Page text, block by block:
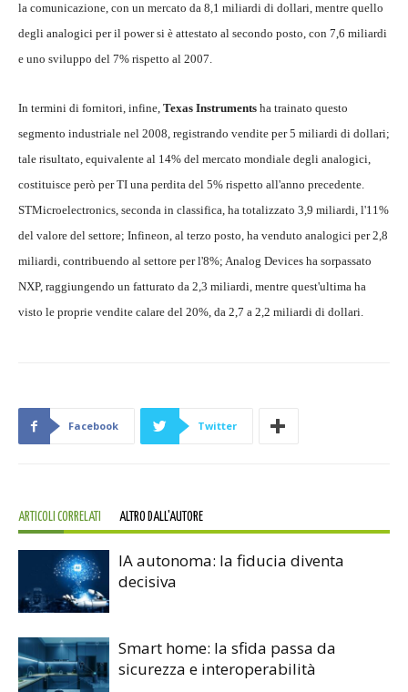
la comunicazione, con un mercato da 8,1 miliardi di dollari, mentre quello
degli analogici per il power si è attestato al secondo posto, con 7,6 miliardi
e uno sviluppo del 7% rispetto al 2007.
In termini di fornitori, infine, Texas Instruments ha trainato questo
segmento industriale nel 2008, registrando vendite per 5 miliardi di dollari;
tale risultato, equivalente al 14% del mercato mondiale degli analogici,
costituisce però per TI una perdita del 5% rispetto all'anno precedente.
STMicroelectronics, seconda in classifica, ha totalizzato 3,9 miliardi, l'11%
del valore del settore; Infineon, al terzo posto, ha venduto analogici per 2,8
miliardi, contribuendo al settore per l'8%; Analog Devices ha sorpassato
NXP, raggiungendo un fatturato da 2,3 miliardi, mentre quest'ultima ha
visto le proprie vendite calare del 20%, da 2,7 a 2,2 miliardi di dollari.
Facebook Twitter
ARTICOLI CORRELATI ALTRO DALL'AUTORE
IA autonoma: la fiducia diventa
decisiva
Smart home: la sfida passa da
sicurezza e interoperabilità